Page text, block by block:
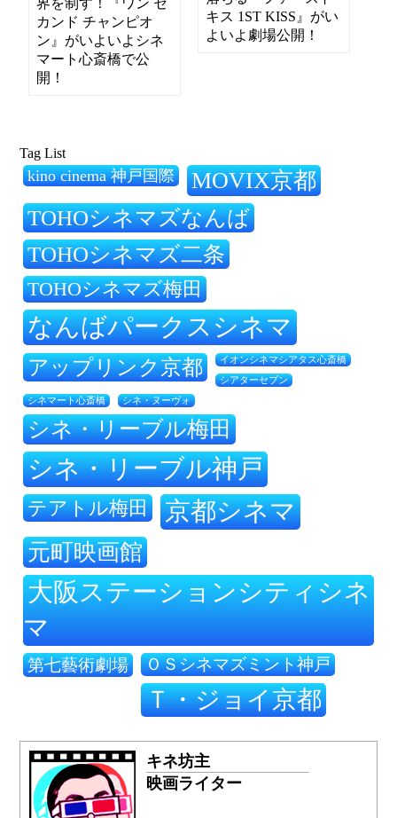
キス 1ST KISS』がい
よいよ劇場公開！
界を制す！『ワン セ
カンド チャンピオ
ン』がいよいよシネ
マート心斎橋で公
開！
Tag List
kino cinema 神戸国際 MOVIX京都
TOHOシネマズなんば
TOHOシネマズ二条
TOHOシネマズ梅田
なんばパークスシネマ
アップリンク京都 イオンシネマシアタス心斎橋
シアターセブン
シネマート心斎橋 シネ・ヌーヴォ
シネ・リーブル梅田
シネ・リーブル神戸
テアトル梅田 京都シネマ
元町映画館
大阪ステーションシティシネ
マ
第七藝術劇場 ＯＳシネマズミント神戸
Ｔ・ジョイ京都
キネ坊主
映画ライター